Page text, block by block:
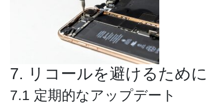
7. リコールを避けるために
7.1 定期的なアップデート